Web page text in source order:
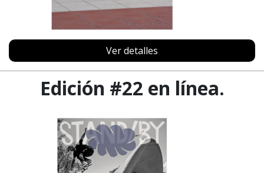
Ver detalles
Edición #22 en línea.